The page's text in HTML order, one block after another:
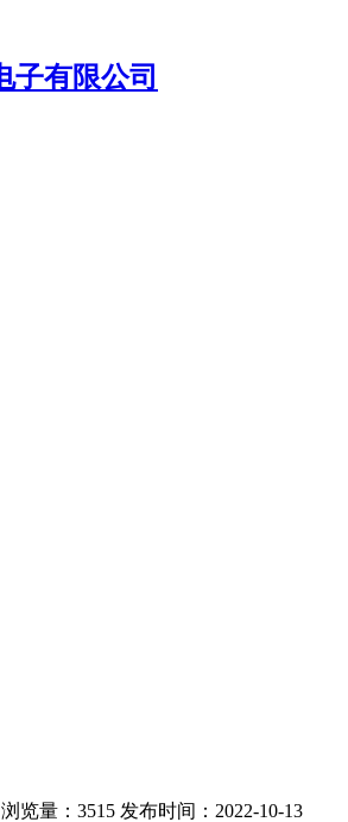
浏览量：3515 发布时间：2022-10-13